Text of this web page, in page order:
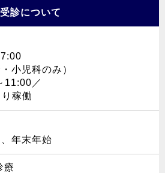
受診について
小児科のみ）
11:00／
稼働
年末年始
療